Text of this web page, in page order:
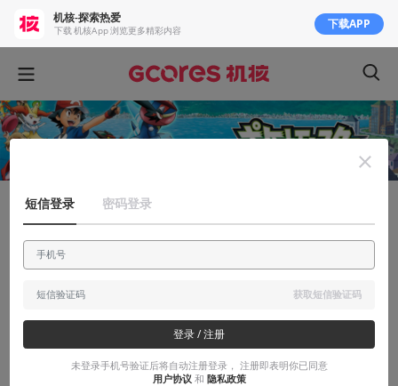
最凶残的宝可梦——鲤鱼王？
走近科学，走近这只号称宝可梦世界中最弱宝可梦。
机核-探索热爱
下载 机核App 浏览更多精彩内容 下载APP
短信登录 密码登录
获取短信验证码
登录 / 注册
未登录手机号验证后将自动注册登录， 注册即表明你已同意
用户协议 和 隐私政策